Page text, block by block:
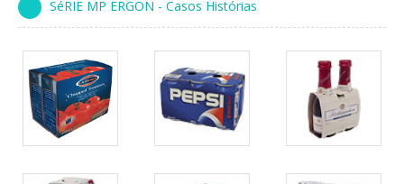
Ingresso a 90°
SéRIE MP ERGON - Casos Histórias
Galeria
de
pacotes
Galeria
de
pacotes
Galeria
de
pacotes